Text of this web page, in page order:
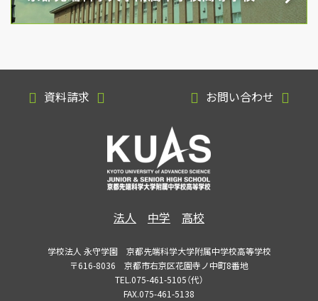
資料請求 お問い合わせ
法人 中学 高校
学校法人 永守学園 京都先端科学大学附属中学校高等学校
〒616-8036 京都市右京区花園寺ノ中町8番地
TEL.075-461-5105（代）
FAX.075-461-5138